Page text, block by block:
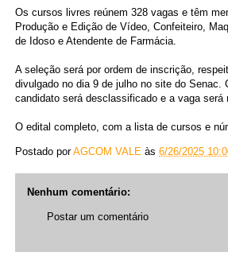
Os cursos livres reúnem 328 vagas e têm
Produção e Edição de Vídeo, Confeiteiro,
de Idoso e Atendente de Farmácia.
A seleção será por ordem de inscrição,
divulgado no dia 9 de julho no site do Senac.
candidato será desclassificado e a vaga será
O edital completo, com a lista de cursos e
Postado porAGCOM VALE às 6/26/2025
Nenhum comentário:
Postar um comentário